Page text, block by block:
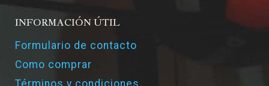
INFORMACIÓN ÚTIL
Formulario de contacto
Como comprar
Términos y condiciones